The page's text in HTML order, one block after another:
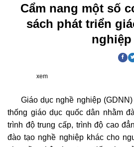
Cẩm nang một số
sách phát triển
nghiệp
xem
Giáo dục nghề nghiệp (GDNN)
thống giáo dục quốc dân nhằm
trình độ trung cấp, trình độ cao
đào tạo nghề nghiệp khác cho